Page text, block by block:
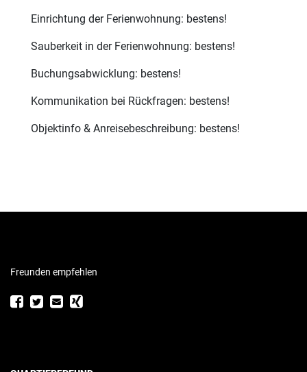
Einrichtung der Ferienwohnung: bestens!
Sauberkeit in der Ferienwohnung: bestens!
Buchungsabwicklung: bestens!
Kommunikation bei Rückfragen: bestens!
Objektinfo & Anreisebeschreibung: bestens!
Freunden empfehlen